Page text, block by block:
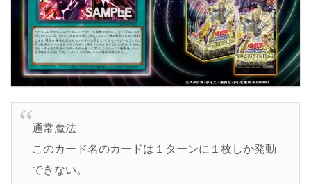
通常魔法
このカード名のカードは１ターンに１枚しか発動
できない。